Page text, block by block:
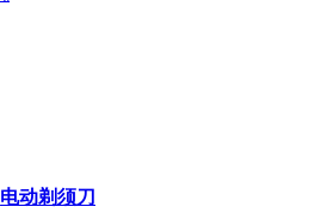
电动剃须刀